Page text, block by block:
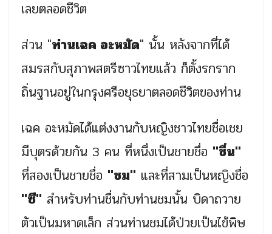
เลยตลอดชีวิต
ส่วน "ท่านเฉค อะหมัด" นั้น หลังจากที่ได้
สมรสกับสุภาพสตรีซาวไทยแล้ว ก็ตั้งรกราก
ถิ่นฐานอยู่ในกรุงศรีอยุธยาตลอดชีวิตของท่าน
เฉค อะหมัดได้แต่งงานกับหญิงชาวไทยชื่อเชย
มีบุตรด้วยกัน 3 คน ที่หนึ่งเป็นชายชื่อ "ชื่น"
ที่สองเป็นชายชื่อ "ชม" และที่สามเป็นหญิงชื่อ
"ซี" สำหรับท่านชื่นกับท่านชมนั้น บิดาถวาย
ตัวเป็นมหาดเล็ก ส่วนท่านชมได้ป่วยเป็นไข้พิษ